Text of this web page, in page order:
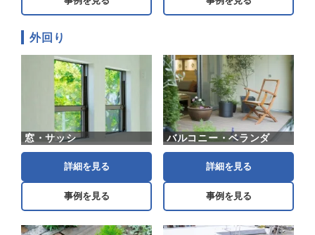
外回り
窓・サッシ
詳細を見る
事例を見る
バルコニー・ベランダ
詳細を見る
事例を見る